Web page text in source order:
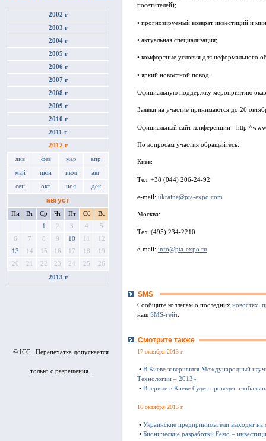
2002 г
2003 г
2004 г
2005 г
2006 г
2007 г
2008 г
2009 г
2010 г
2011 г
2012 г
янв фев мар апр
май июн июл авг
сен окт ноя дек
август
Пн Вт Ср Чт Пт Сб
Вс
1
2 3 4
5
6
7 8 9 10 11
12
13
14 15 16 17 18
19
20
21 22 23 24 25 26
2013 г
© ICC. Перепечатка допускается
только с разрешения .
посетителей);
• прогнозируемый возврат инвестиций и
• актуальная специализация;
• комфортные условия для неформального
• яркий новостной повод.
Официальную поддержку мероприятию
Заявки на участие принимаются до 26
Официальный сайт конференции - http://
По вопросам участия обращайтесь:
Киев:
Тел: +38 (044) 206-24-92
e-mail: ukraine@pta-expo.com
Москва:
Тел: (495) 234-2210
e-mail: info@pta-expo.ru
SMS
Сообщите коллегам о последних новостях
наш SMS-гейт.
Смотрите также
17 октября 2013 г
• В Киеве завершился Международный
Технологии – 2013»
• Впервые в Киеве будет проведен
16 октября 2013 г
• Украинские предприниматели выходят
• Бионические разработки Festo –